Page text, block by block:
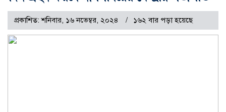
প্রকাশিত: শনিবার, ১৬ নভেম্বর, ২০২৪ ১৬২ বার পড়া হয়েছে